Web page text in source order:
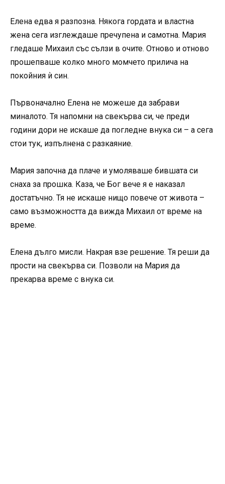
Елена едва я разпозна. Някога гордата и властна
жена сега изглеждаше пречупена и самотна. Мария
гледаше Михаил със сълзи в очите. Отново и отново
прошепваше колко много момчето прилича на
покойния ѝ син.
Първоначално Елена не можеше да забрави
миналото. Тя напомни на свекърва си, че преди
години дори не искаше да погледне внука си – а сега
стои тук, изпълнена с разкаяние.
Мария започна да плаче и умоляваше бившата си
снаха за прошка. Каза, че Бог вече я е наказал
достатъчно. Тя не искаше нищо повече от живота –
само възможността да вижда Михаил от време на
време.
Елена дълго мисли. Накрая взе решение. Тя реши да
прости на свекърва си. Позволи на Мария да
прекарва време с внука си.